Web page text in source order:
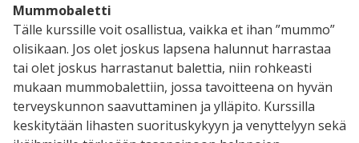
Mummobaletti
Tälle kurssille voit osallistua, vaikka et ihan ”mummo”
olisikaan. Jos olet joskus lapsena halunnut harrastaa
tai olet joskus harrastanut balettia, niin rohkeasti
mukaan mummobalettiin, jossa tavoitteena on hyvän
terveyskunnon saavuttaminen ja ylläpito. Kurssilla
keskitytään lihasten suorituskykyyn ja venyttelyyn sekä